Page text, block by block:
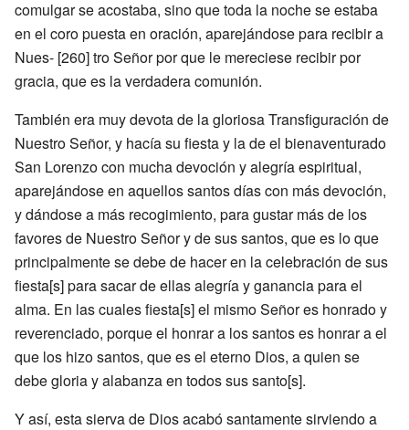
comulgar se acostaba, sino que toda la noche se estaba
en el coro puesta en oración, aparejándose para recibir a
Nues- [260] tro Señor por que le mereciese recibir por
gracia, que es la verdadera comunión.
También era muy devota de la gloriosa Transfiguración de
Nuestro Señor, y hacía su fiesta y la de el bienaventurado
San Lorenzo con mucha devoción y alegría espiritual,
aparejándose en aquellos santos días con más devoción,
y dándose a más recogimiento, para gustar más de los
favores de Nuestro Señor y de sus santos, que es lo que
principalmente se debe de hacer en la celebración de sus
fiesta[s] para sacar de ellas alegría y ganancia para el
alma. En las cuales fiesta[s] el mismo Señor es honrado y
reverenciado, porque el honrar a los santos es honrar a el
que los hizo santos, que es el eterno Dios, a quien se
debe gloria y alabanza en todos sus santo[s].
Y así, esta sierva de Dios acabó santamente sirviendo a